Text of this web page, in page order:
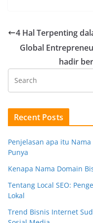
4 Hal Terpenting
Global
hadir
Recent Posts
Penjelasan apa itu
Punya
Kenapa Nama Domain
Tentang Local SEO:
Lokal
Trend Bisnis Internet